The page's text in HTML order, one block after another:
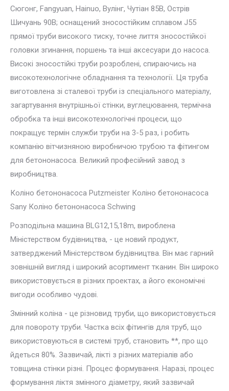
Сюгонг, Fangyuan, Hainuo, Вулінг, Чутіан 85В, Острів
Шичуань 90В; оснащений зносостійким сплавом J55
прямої труби високого тиску, точне лиття зносостійкої
головки згинання, поршень та інші аксесуари до насоса.
Високі зносостійкі труби розроблені, спираючись на
високотехнологічне обладнання та технології. Ця труба
виготовлена ​​зі сталевої труби із спеціального матеріалу,
загартування внутрішньої стінки, вуглецювання, термічна
обробка та інші високотехнологічні процеси, що
покращує термін служби труби на 3-5 раз, і робить
компанію вітчизняною виробничою трубою та фітингом
для бетононасоса. Великий професійний завод з
виробництва.
Коліно бетононасоса Putzmeister Коліно бетононасоса
Sany Коліно бетононасоса Schwing
Розподільна машина BLG12,15,18m, вироблена
Міністерством будівництва, - це новий продукт,
затверджений Міністерством будівництва. Він має гарний
зовнішній вигляд і широкий асортимент тканин. Він широко
використовується в різних проектах, а його економічні
вигоди особливо чудові.
Змінний коліна - це різновид труби, що використовується
для повороту труби. Частка всіх фітингів для труб, що
використовуються в системі труб, становить **, про що
йдеться 80%. Зазвичай, лікті з різних матеріалів або
товщина стінки різні. Процес формування. Наразі, процес
формування ліктя змінного діаметру, який зазвичай